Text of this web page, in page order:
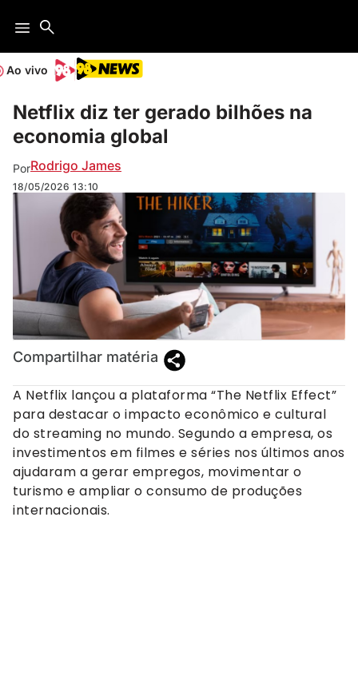
Ao vivo
Netflix diz ter gerado bilhões na
economia global
PorRodrigo James
18/05/2026 13:10
Compartilhar matéria
A Netflix lançou a plataforma “The Netflix Effect”
para destacar o impacto econômico e cultural
do streaming no mundo. Segundo a empresa, os
investimentos em filmes e séries nos últimos anos
ajudaram a gerar empregos, movimentar o
turismo e ampliar o consumo de produções
internacionais.